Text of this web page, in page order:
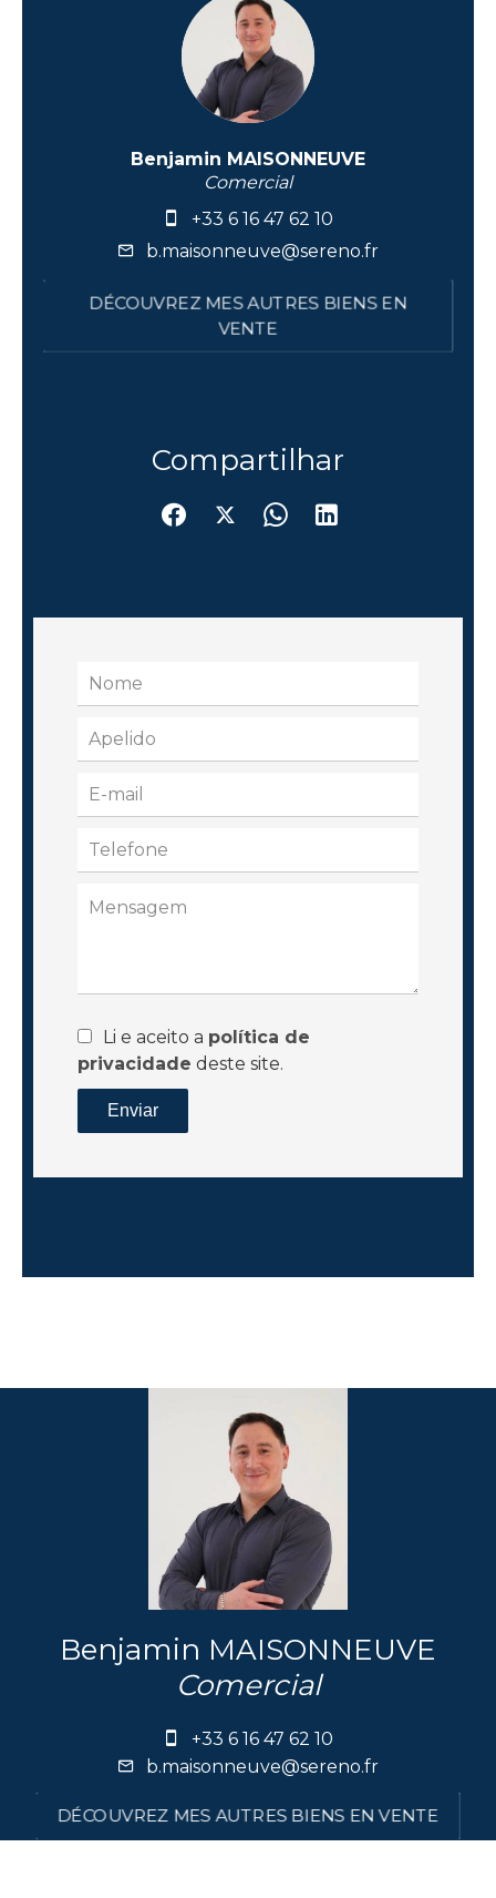
Benjamin MAISONNEUVE
Comercial
+33 6 16 47 62 10
b.maisonneuve@sereno.fr
DÉCOUVREZ MES AUTRES BIENS EN
VENTE
Compartilhar
Li e aceito a política de
privacidade deste site.
Enviar
Benjamin MAISONNEUVE
Comercial
+33 6 16 47 62 10
b.maisonneuve@sereno.fr
DÉCOUVREZ MES AUTRES BIENS EN VENTE